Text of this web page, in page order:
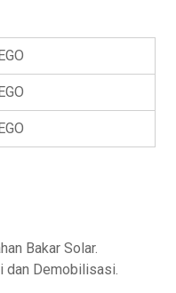
Bakar Solar.
dan Demobilisasi.